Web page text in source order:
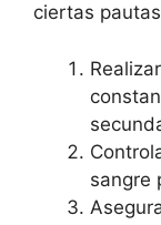
ciertas
sangre